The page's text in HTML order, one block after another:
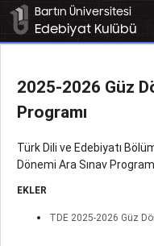
Bartın Üniversitesi
Edebiyat Kulübü
2025-2026 Güz
Programı
Türk Dili ve Edebiyatı
Dönemi Ara Sınav
EKLER
TDE 2025-2026 Güz